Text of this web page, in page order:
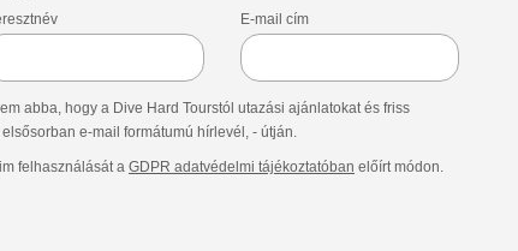
E-mail cím
abba, hogy a Dive Hard Tourstól utazási ajánlatokat és friss
e-mail formátumú hírlevél, - útján.
felhasználását a GDPR adatvédelmi tájékoztatóban előírt módon.